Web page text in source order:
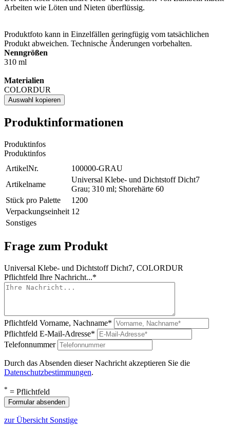
Arbeiten wie Löten und Nieten überflüssig.
Produktfoto kann in Einzelfällen geringfügig vom tatsächlichen
Produkt abweichen. Technische Änderungen vorbehalten.
Nenngrößen
310 ml
Materialien
COLORDUR
Auswahl kopieren
Produktinformationen
Produktinfos
Produktinfos
ArtikelNr.
100000-GRAU
Artikelname
Universal Klebe- und Dichtstoff Dicht7
Grau; 310 ml; Shorehärte 60
Stück pro Palette
1200
Verpackungseinheit 12
Sonstiges
Frage zum Produkt
Universal Klebe- und Dichtstoff Dicht7, COLORDUR
Pflichtfeld Ihre Nachricht...*
Pflichtfeld Vorname, Nachname*
Pflichtfeld E-Mail-Adresse*
Telefonnummer
Durch das Absenden dieser Nachricht akzeptieren Sie die
Datenschutzbestimmungen.
* = Pflichtfeld
Formular absenden
zur Übersicht Sonstige